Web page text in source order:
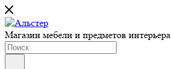
Магазин мебели и предметов интерьера